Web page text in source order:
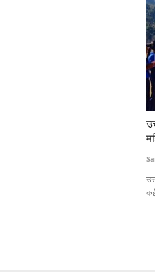
में बेटियों ने उठाया बल्ला, लोकप्रिय हो रहा
खेतों में अब महिला क्रिकेट प्रतियोगिताएं आम हो चली